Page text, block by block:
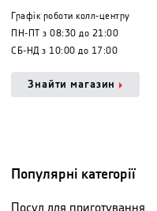
Графік роботи колл-центру
ПН-ПТ з 08:30 до 21:00
СБ-НД з 10:00 до 17:00
Знайти магазин
Популярні категорії
Посуд для приготування